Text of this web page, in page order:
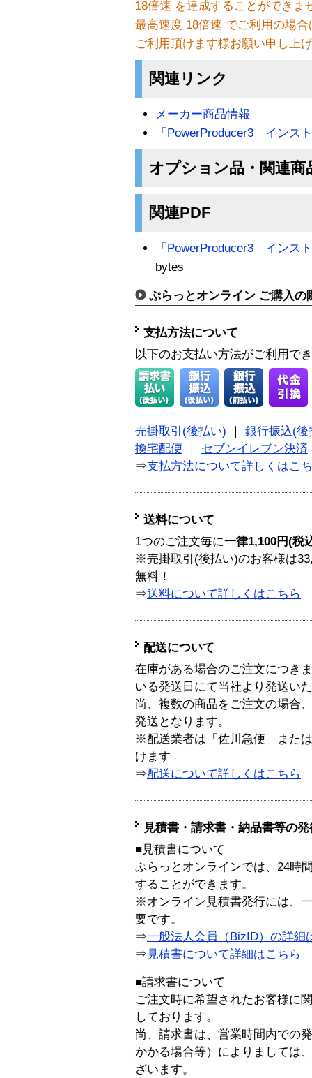
18倍速 を達成することができま
最高速度 18倍速 でご利用の場
ご利用頂けます様お願い申し上
関連リンク
メーカー商品情報
「PowerProducer3」インス
オプション品・関連商
関連PDF
「PowerProducer3」インス
bytes
ぷらっとオンライン ご購入の
支払方法について
以下のお支払い方法がご利用で
売掛取引(後払い)
銀行振込(後
換宅配便
セブンイレブン決済
⇒支払方法について詳しくはこ
送料について
1つのご注文毎に一律1,100円(税
※売掛取引(後払い)のお客様は
無料！
⇒送料について詳しくはこちら
配送について
在庫がある場合のご注文につき
いる発送日にて当社より発送い
尚、複数の商品をご注文の場合
発送となります。
※配送業者は「佐川急便」また
けます
⇒配送について詳しくはこちら
見積書・請求書・納品書等の
■見積書について
ぷらっとオンラインでは、24時
することができます。
※オンライン見積書発行には、
要です。
⇒一般法人会員（BizID）の詳細
⇒ 見積書について詳細はこちら
■請求書について
ご注文時に希望されたお客様に
しております。
尚、請求書は、営業時間内での
かかる場合等）によりましては
ざいます。